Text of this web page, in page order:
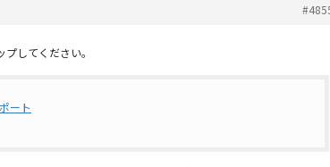
してください。
ート